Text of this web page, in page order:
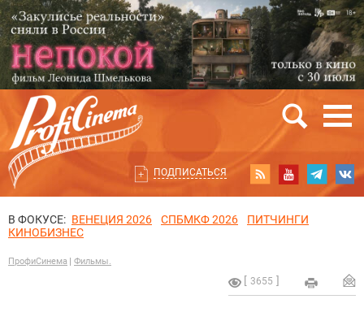
ПОДПИСАТЬСЯ
В ФОКУСЕ: ВЕНЕЦИЯ 2026 СПБМКФ 2026
ПИТЧИНГИ
КИНОБИЗНЕС
ПрофиСинема Фильмы.
3655